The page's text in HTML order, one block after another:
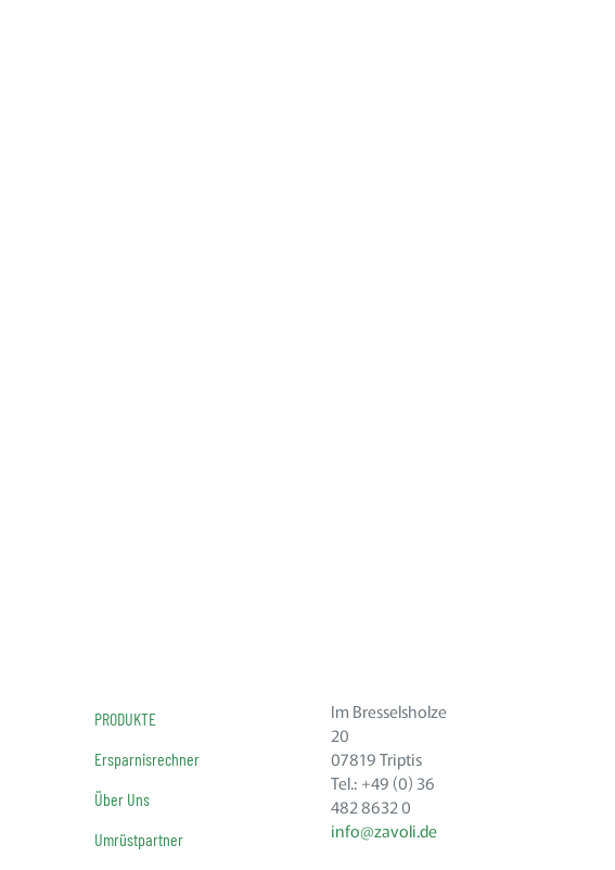
PRODUKTE
Ersparnisrechner
Über Uns
Umrüstpartner
Im Bresselsholze
20
07819 Triptis
Tel.: +49 (0) 36
482 8632 0
info@zavoli.de